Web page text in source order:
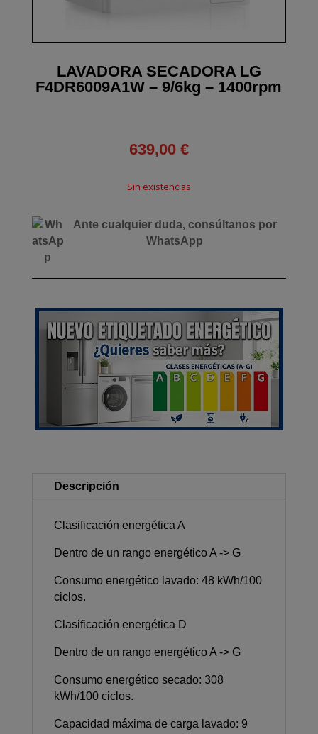
LAVADORA SECADORA LG
F4DR6009A1W – 9/6kg – 1400rpm
639,00 €
Sin existencias
Ante cualquier duda, consúltanos por
WhatsApp
Descripción
Clasificación energética A
Dentro de un rango energético A -> G
Consumo energético lavado: 48 kWh/100
ciclos.
Clasificación energética D
Dentro de un rango energético A -> G
Consumo energético secado: 308
kWh/100 ciclos.
Capacidad máxima de carga lavado: 9